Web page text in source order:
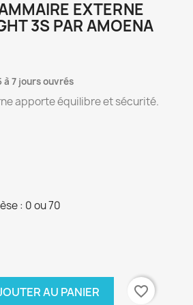
EXTERNE
3S PAR AMOENA
à 7 jours ouvrés
apporte équilibre et sécurité.
: 0 ou 70
AU PANIER favorite_border